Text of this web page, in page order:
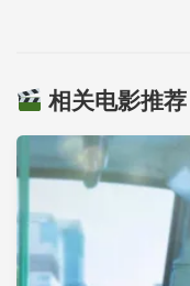
相关电影推荐